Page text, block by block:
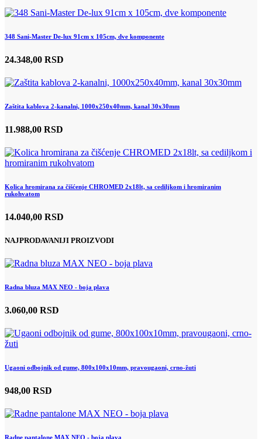
348 Sani-Master De-lux 91cm x 105cm, dve komponente
24.348,00 RSD
Zaštita kablova 2-kanalni, 1000x250x40mm, kanal 30x30mm
11.988,00 RSD
Kolica hromirana za čišćenje CHROMED 2x18lt, sa cediljkom i hromiranim
rukohvatom
14.040,00 RSD
NAJPRODAVANIJI PROIZVODI
Radna bluza MAX NEO - boja plava
3.060,00 RSD
Ugaoni odbojnik od gume, 800x100x10mm, pravougaoni, crno-žuti
948,00 RSD
Radne pantalone MAX NEO - boja plava